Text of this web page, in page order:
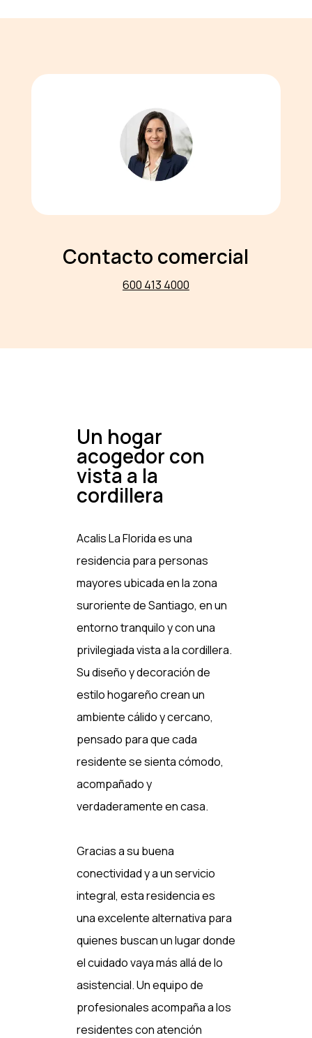
Contacto comercial
600 413 4000
Un hogar
acogedor con
vista a la
cordillera
Acalis La Florida es una
residencia para personas
mayores ubicada en la zona
suroriente de Santiago, en un
entorno tranquilo y con una
privilegiada vista a la cordillera.
Su diseño y decoración de
estilo hogareño crean un
ambiente cálido y cercano,
pensado para que cada
residente se sienta cómodo,
acompañado y
verdaderamente en casa.
Gracias a su buena
conectividad y a un servicio
integral, esta residencia es
una excelente alternativa para
quienes buscan un lugar donde
el cuidado vaya más allá de lo
asistencial. Un equipo de
profesionales acompaña a los
residentes con atención